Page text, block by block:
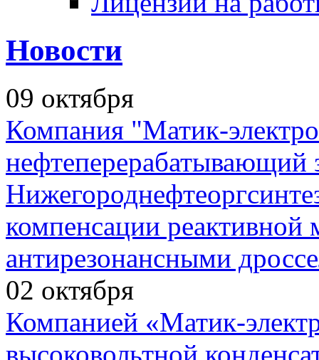
Новости
09 октября
Компания "Матик-
компенсации
антирезонансными
02 октября
Компанией «Матик-
высоковольтной